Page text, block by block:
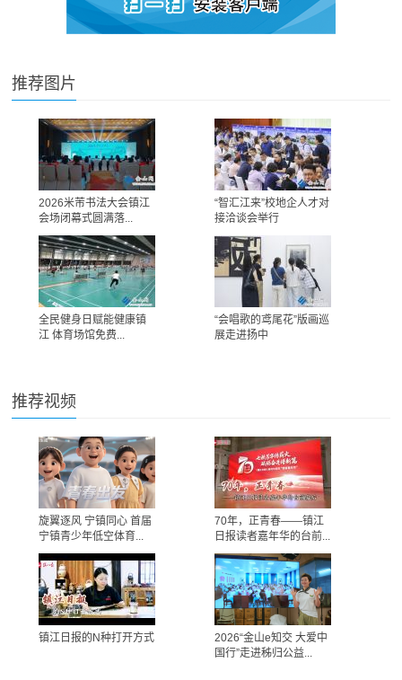
推荐图片
2026米芾书法大会镇江
会场闭幕式圆满落...
“智汇江来”校地企人才对
接洽谈会举行
全民健身日赋能健康镇
江 体育场馆免费...
“会唱歌的鸢尾花”版画巡
展走进扬中
推荐视频
旋翼逐风 宁镇同心 首届
宁镇青少年低空体育...
70年，正青春——镇江
日报读者嘉年华的台前...
镇江日报的N种打开方式
2026“金山e知交 大爱中
国行”走进秭归公益...